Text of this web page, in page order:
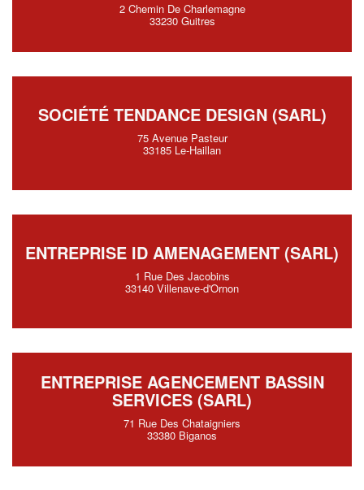
2 Chemin De Charlemagne
33230 Guitres
SOCIÉTÉ TENDANCE DESIGN (SARL)
75 Avenue Pasteur
33185 Le-Haillan
ENTREPRISE ID AMENAGEMENT (SARL)
1 Rue Des Jacobins
33140 Villenave-d'Ornon
ENTREPRISE AGENCEMENT BASSIN
SERVICES (SARL)
71 Rue Des Chataigniers
33380 Biganos